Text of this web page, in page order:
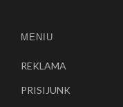
MENIU
REKLAMA
PRISIJUNK